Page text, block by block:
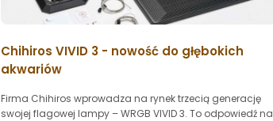
Chihiros VIVID 3 - nowość do głębokich
akwariów
Firma Chihiros wprowadza na rynek trzecią generację
swojej flagowej lampy – WRGB VIVID 3. To odpowiedź na